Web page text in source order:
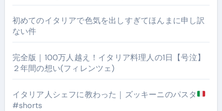
初めてのイタリアで色気を出しすぎてほんまに申し訳
ない件
完全版｜100万人越え！イタリア料理人の1日【号泣】
２年間の想い(フィレンツェ)
イタリア人シェフに教わった｜ズッキーニのパスタ
#shorts